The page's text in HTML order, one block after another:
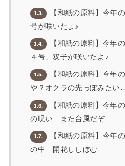
1.3.
【和紙の原料】今年
号が咲いたよ♪
1.4.
【和紙の原料】今年
４号、双子が咲いたよ♪
1.5.
【和紙の原料】今年
や？オクラの先っぽみたい
1.6.
【和紙の原料】今年
の呪い また台風だぞ
1.7.
【和紙の原料】今年
の中 開花ししぼむ